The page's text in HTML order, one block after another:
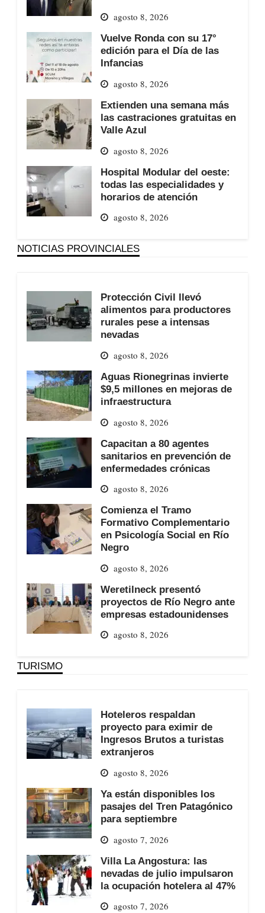
agosto 8, 2026
Vuelve Ronda con su 17°
edición para el Día de las
Infancias
agosto 8, 2026
Extienden una semana más
las castraciones gratuitas en
Valle Azul
agosto 8, 2026
Hospital Modular del oeste:
todas las especialidades y
horarios de atención
agosto 8, 2026
NOTICIAS PROVINCIALES
Protección Civil llevó
alimentos para productores
rurales pese a intensas
nevadas
agosto 8, 2026
Aguas Rionegrinas invierte
$9,5 millones en mejoras de
infraestructura
agosto 8, 2026
Capacitan a 80 agentes
sanitarios en prevención de
enfermedades crónicas
agosto 8, 2026
Comienza el Tramo
Formativo Complementario
en Psicología Social en Río
Negro
agosto 8, 2026
Weretilneck presentó
proyectos de Río Negro ante
empresas estadounidenses
agosto 8, 2026
TURISMO
Hoteleros respaldan
proyecto para eximir de
Ingresos Brutos a turistas
extranjeros
agosto 8, 2026
Ya están disponibles los
pasajes del Tren Patagónico
para septiembre
agosto 7, 2026
Villa La Angostura: las
nevadas de julio impulsaron
la ocupación hotelera al 47%
agosto 7, 2026